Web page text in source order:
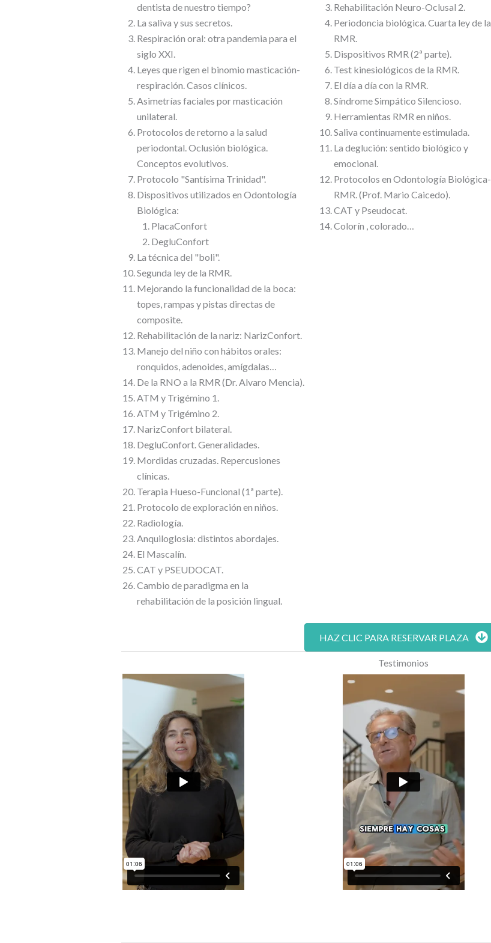
dentista de nuestro tiempo?
La saliva y sus secretos.
Respiración oral: otra pandemia para el
siglo XXI.
Leyes que rigen el binomio masticación-
respiración. Casos clínicos.
Asimetrías faciales por masticación
unilateral.
Protocolos de retorno a la salud
periodontal. Oclusión biológica.
Conceptos evolutivos.
Protocolo "Santísima Trinidad".
Dispositivos utilizados en Odontología
Biológica:
PlacaConfort
DegluConfort
La técnica del "boli".
Segunda ley de la RMR.
Mejorando la funcionalidad de la boca:
topes, rampas y pistas directas de
composite.
Rehabilitación de la nariz: NarizConfort.
Manejo del niño con hábitos orales:
ronquidos, adenoides, amígdalas…
De la RNO a la RMR (Dr. Alvaro Mencia).
ATM y Trigémino 1.
ATM y Trigémino 2.
NarizConfort bilateral.
DegluConfort. Generalidades.
Mordidas cruzadas. Repercusiones
clínicas.
Terapia Hueso-Funcional (1ª parte).
Protocolo de exploración en niños.
Radiología.
Anquiloglosia: distintos abordajes.
El Mascalín.
CAT y PSEUDOCAT.
Cambio de paradigma en la
rehabilitación de la posición lingual.
Rehabilitación Neuro-Oclusal 2.
Periodoncia biológica. Cuarta ley de la
RMR.
Dispositivos RMR (2ª parte).
Test kinesiológicos de la RMR.
El día a día con la RMR.
Síndrome Simpático Silencioso.
Herramientas RMR en niños.
Saliva continuamente estimulada.
La deglución: sentido biológico y
emocional.
Protocolos en Odontología Biológica-
RMR. (Prof. Mario Caicedo).
CAT y Pseudocat.
Colorín , colorado…
HAZ CLIC PARA RESERVAR PLAZA
Testimonios